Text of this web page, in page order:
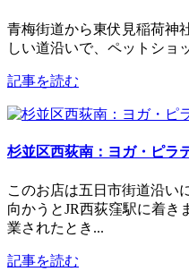
青梅街道から東伏見稲荷神
しい道沿いで、ペットショ
記事を読む
杉並区西荻南：ヨガ・ピラ
このお店は五日市街道沿い
向かうとJR西荻窪駅に着き
業されたとき...
記事を読む